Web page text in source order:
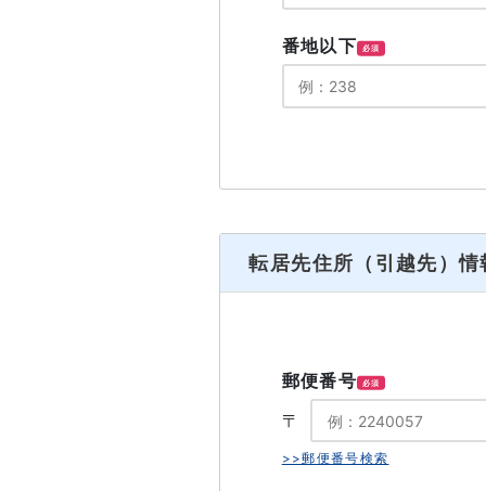
番地以下 必須
転居先住所（引越先）情
郵便番号 必須
〒
>>郵便番号検索